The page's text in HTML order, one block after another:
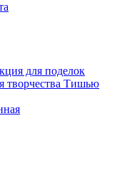
для поделок
творчества Тишью